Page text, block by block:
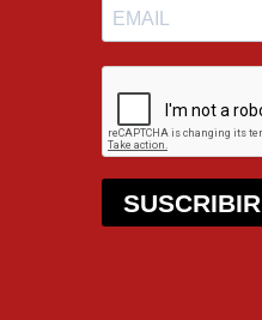
SUSCRIBIR